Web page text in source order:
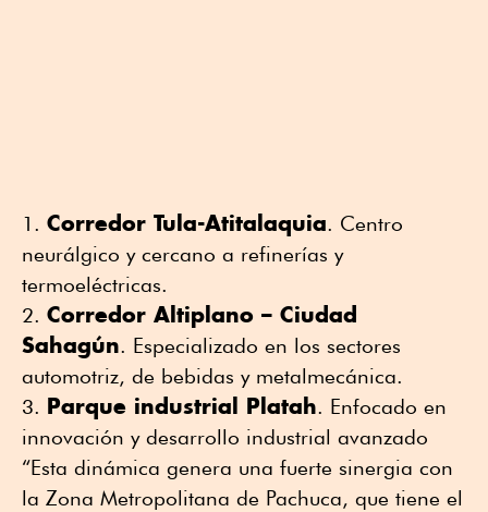
Corredor Tula-Atitalaquia. Centro
neurálgico y cercano a refinerías y
termoeléctricas.
Corredor Altiplano – Ciudad
Sahagún. Especializado en los sectores
automotriz, de bebidas y metalmecánica.
Parque industrial Platah. Enfocado en
innovación y desarrollo industrial avanzado
“Esta dinámica genera una fuerte sinergia con
la Zona Metropolitana de Pachuca, que tiene el